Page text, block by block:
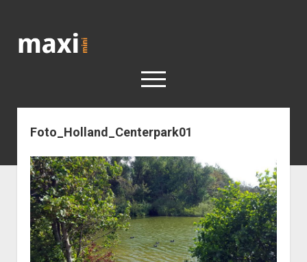
open
< work
Berlin
Reisen
Kunst
Geschichte
open
dropdown
menu
Geschichte der Stadt Berlin
Impressum
Foto_Holland_Centerpark01